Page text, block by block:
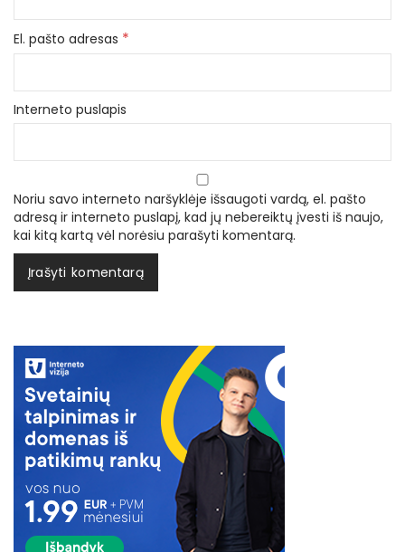
El. pašto adresas *
Interneto puslapis
Noriu savo interneto naršyklėje išsaugoti vardą, el. pašto
adresą ir interneto puslapį, kad jų nebereiktų įvesti iš naujo,
kai kitą kartą vėl norėsiu parašyti komentarą.